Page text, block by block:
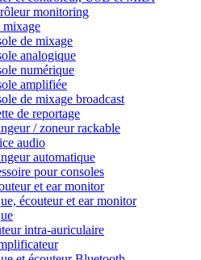
monitoring
mixage
de mixage
analogique
numérique
amplifiée
de mixage broadcast
de reportage
/ zoneur rackable
audio
automatique
pour consoles
et ear monitor
écouteur et ear monitor
intra-auriculaire